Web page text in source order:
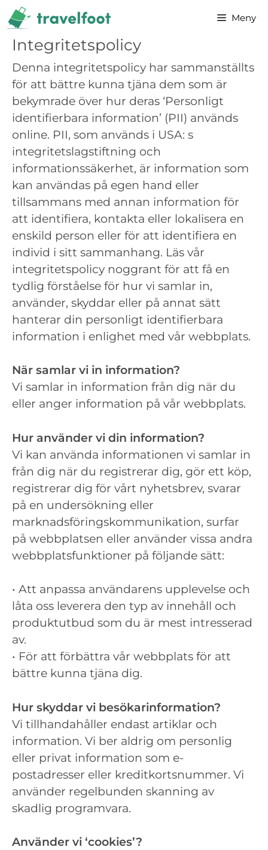
Hoppa
till
innehåll
Meny
Integritetspolicy
Denna integritetspolicy har sammanställts
för att bättre kunna tjäna dem som är
bekymrade över hur deras ‘Personligt
identifierbara information’ (PII) används
online. PII, som används i USA: s
integritetslagstiftning och
informationssäkerhet, är information som
kan användas på egen hand eller
tillsammans med annan information för
att identifiera, kontakta eller lokalisera en
enskild person eller för att identifiera en
individ i sitt sammanhang. Läs vår
integritetspolicy noggrant för att få en
tydlig förståelse för hur vi samlar in,
använder, skyddar eller på annat sätt
hanterar din personligt identifierbara
information i enlighet med vår webbplats.
När samlar vi in ​​information?
Vi samlar in information från dig när du
eller anger information på vår webbplats.
Hur använder vi din information?
Vi kan använda informationen vi samlar in
från dig när du registrerar dig, gör ett köp,
registrerar dig för vårt nyhetsbrev, svarar
på en undersökning eller
marknadsföringskommunikation, surfar
på webbplatsen eller använder vissa andra
webbplatsfunktioner på följande sätt:
• Att anpassa användarens upplevelse och
låta oss leverera den typ av innehåll och
produktutbud som du är mest intresserad
av.
• För att förbättra vår webbplats för att
bättre kunna tjäna dig.
Hur skyddar vi besökarinformation?
Vi tillhandahåller endast artiklar och
information. Vi ber aldrig om personlig
eller privat information som e-
postadresser eller kreditkortsnummer. Vi
använder regelbunden skanning av
skadlig programvara.
Använder vi ‘cookies’?